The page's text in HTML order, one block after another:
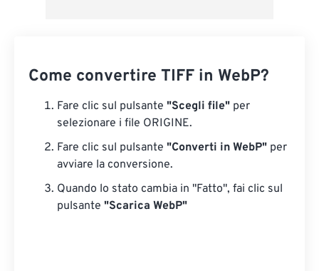
Come convertire TIFF in WebP?
Fare clic sul pulsante "Scegli file" per
selezionare i file ORIGINE.
Fare clic sul pulsante "Converti in WebP" per
avviare la conversione.
Quando lo stato cambia in "Fatto", fai clic sul
pulsante "Scarica WebP"